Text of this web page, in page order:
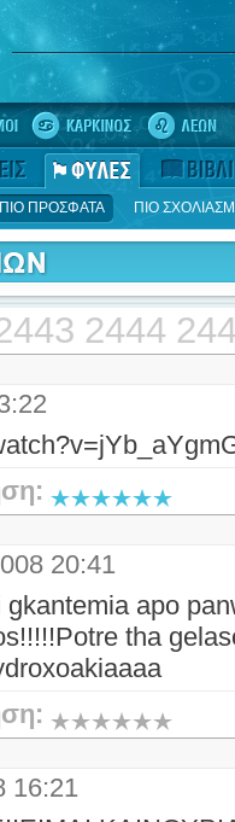
ΠΙΟ ΠΡΟΣΦΑΤΑ ΠΙΟ
2444
20:41
apo
tha
16:21